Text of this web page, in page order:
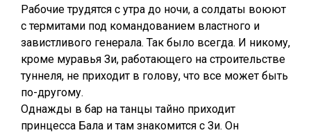
Рабочие трудятся с утра до ночи, а солдаты воюют
с термитами под командованием властного и
завистливого генерала. Так было всегда. И никому,
кроме муравья Зи, работающего на строительстве
туннеля, не приходит в голову, что все может быть
по-другому.
Однажды в бар на танцы тайно приходит
принцесса Бала и там знакомится с Зи. Он